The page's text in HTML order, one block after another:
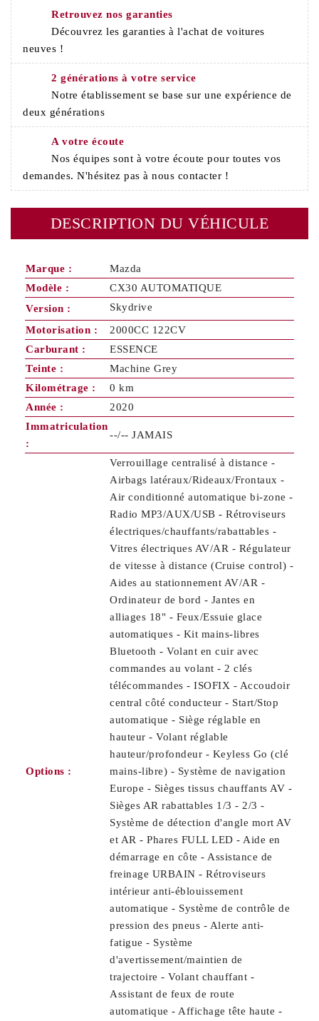
Retrouvez nos garanties
Découvrez les garanties à l'achat de voitures
neuves !
2 générations à votre service
Notre établissement se base sur une expérience de
deux générations
A votre écoute
Nos équipes sont à votre écoute pour toutes vos
demandes. N'hésitez pas à nous contacter !
DESCRIPTION DU VÉHICULE
Marque :
Mazda
Modèle :
CX30 AUTOMATIQUE
Version :
Skydrive
Motorisation :
2000CC 122CV
Carburant :
ESSENCE
Teinte :
Machine Grey
Kilométrage :
0 km
Année :
2020
Immatriculation
:
--/-- JAMAIS
Options :
Verrouillage centralisé à distance -
Airbags latéraux/Rideaux/Frontaux -
Air conditionné automatique bi-zone -
Radio MP3/AUX/USB - Rétroviseurs
électriques/chauffants/rabattables -
Vitres électriques AV/AR - Régulateur
de vitesse à distance (Cruise control) -
Aides au stationnement AV/AR -
Ordinateur de bord - Jantes en
alliages 18" - Feux/Essuie glace
automatiques - Kit mains-libres
Bluetooth - Volant en cuir avec
commandes au volant - 2 clés
télécommandes - ISOFIX - Accoudoir
central côté conducteur - Start/Stop
automatique - Siège réglable en
hauteur - Volant réglable
hauteur/profondeur - Keyless Go (clé
mains-libre) - Système de navigation
Europe - Sièges tissus chauffants AV -
Sièges AR rabattables 1/3 - 2/3 -
Système de détection d'angle mort AV
et AR - Phares FULL LED - Aide en
démarrage en côte - Assistance de
freinage URBAIN - Rétroviseurs
intérieur anti-éblouissement
automatique - Système de contrôle de
pression des pneus - Alerte anti-
fatigue - Système
d'avertissement/maintien de
trajectoire - Volant chauffant -
Assistant de feux de route
automatique - Affichage tête haute -